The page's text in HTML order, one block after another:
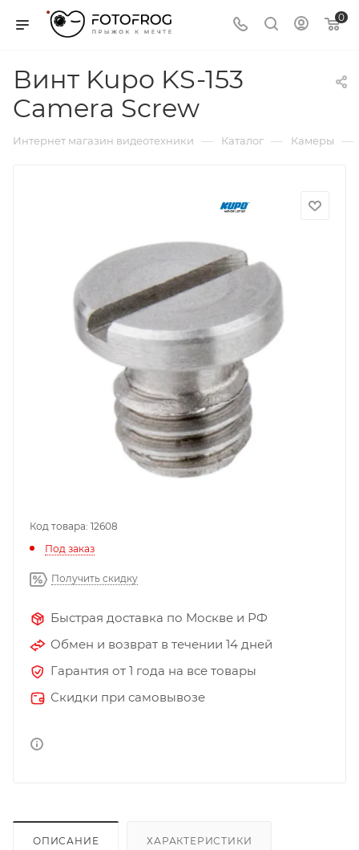
0
Винт Kupo KS-153
Camera Screw
Интернет магазин видеотехники — Каталог — Камеры —
Код товара: 12608
Под заказ
Получить скидку
Быстрая доставка по Москве и РФ
Обмен и возврат в течении 14 дней
Гарантия от 1 года на все товары
Скидки при самовывозе
ОПИСАНИЕ ХАРАКТЕРИСТИКИ